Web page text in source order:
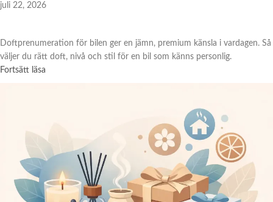
juli 22, 2026
Doftprenumeration för bilen ger en jämn, premium känsla i vardagen. Så
väljer du rätt doft, nivå och stil för en bil som känns personlig.
Fortsätt läsa